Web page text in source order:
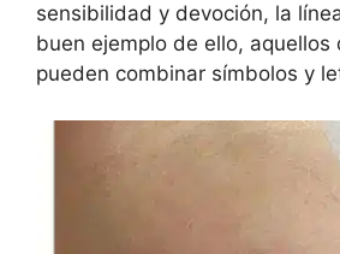
sensibilidad y devoción, la
buen ejemplo de ello, aquellos
pueden combinar símbolos y